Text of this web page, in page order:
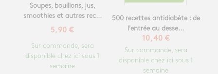
Soupes, bouillons, jus,
smoothies et autres rec...
5,90 €
Sur commande, sera
disponible chez ici sous 1
semaine
500 recettes antidiabète : de
l'entrée au desse...
10,40 €
Sur commande, sera
disponible chez ici sous 1
semaine